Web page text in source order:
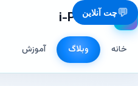
📱
i-Phone.ir
خانه وبلاگ آموزش
💬چت آنلاین